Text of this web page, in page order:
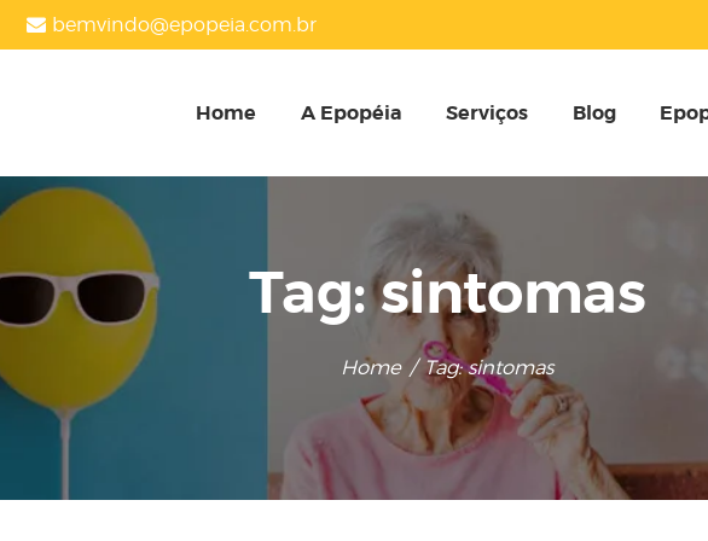
bemvindo@epopeia.com.br
Home A Epopéia Serviços Blog
Tag: sintomas
Home Tag: sintomas
HOME
A EPOPÉIA
SERVIÇOS
EPOPÉIA NA MÍDIA
PRESENTES
CONTATOS